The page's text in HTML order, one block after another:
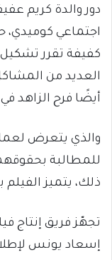
دور والدة كريم
اجتماعي
كفيفة تقرر
العديد من
أيضًا فرح الزاهد
والذي يتعرض
للمطالبة
ذلك، يتميز
تجهّز فريق إنتاج
إسعاد يونس